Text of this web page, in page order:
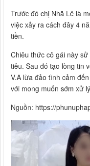
Trước đó chị Nhã Lê là
việc xảy ra cách đây 4
tiền.
Chiêu thức cô gái này
tiêu. Sau đó tạo lòng tin
V.A lừa đảo tình cảm
với mong muốn sớm xử
Nguồn: https://